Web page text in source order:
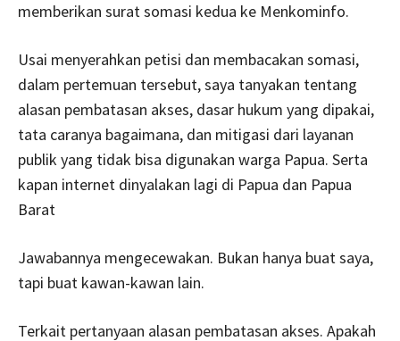
memberikan surat somasi kedua ke Menkominfo.
Usai menyerahkan petisi dan membacakan somasi,
dalam pertemuan tersebut, saya tanyakan tentang
alasan pembatasan akses, dasar hukum yang dipakai,
tata caranya bagaimana, dan mitigasi dari layanan
publik yang tidak bisa digunakan warga Papua. Serta
kapan internet dinyalakan lagi di Papua dan Papua
Barat
Jawabannya mengecewakan. Bukan hanya buat saya,
tapi buat kawan-kawan lain.
Terkait pertanyaan alasan pembatasan akses. Apakah